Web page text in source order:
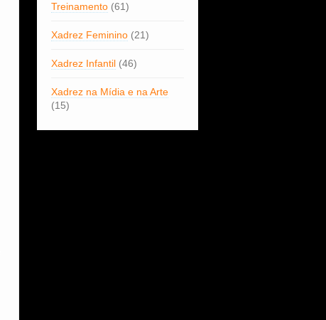
Treinamento(61)
Xadrez Feminino(21)
Xadrez Infantil(46)
Xadrez na Mídia e na Arte
(15)